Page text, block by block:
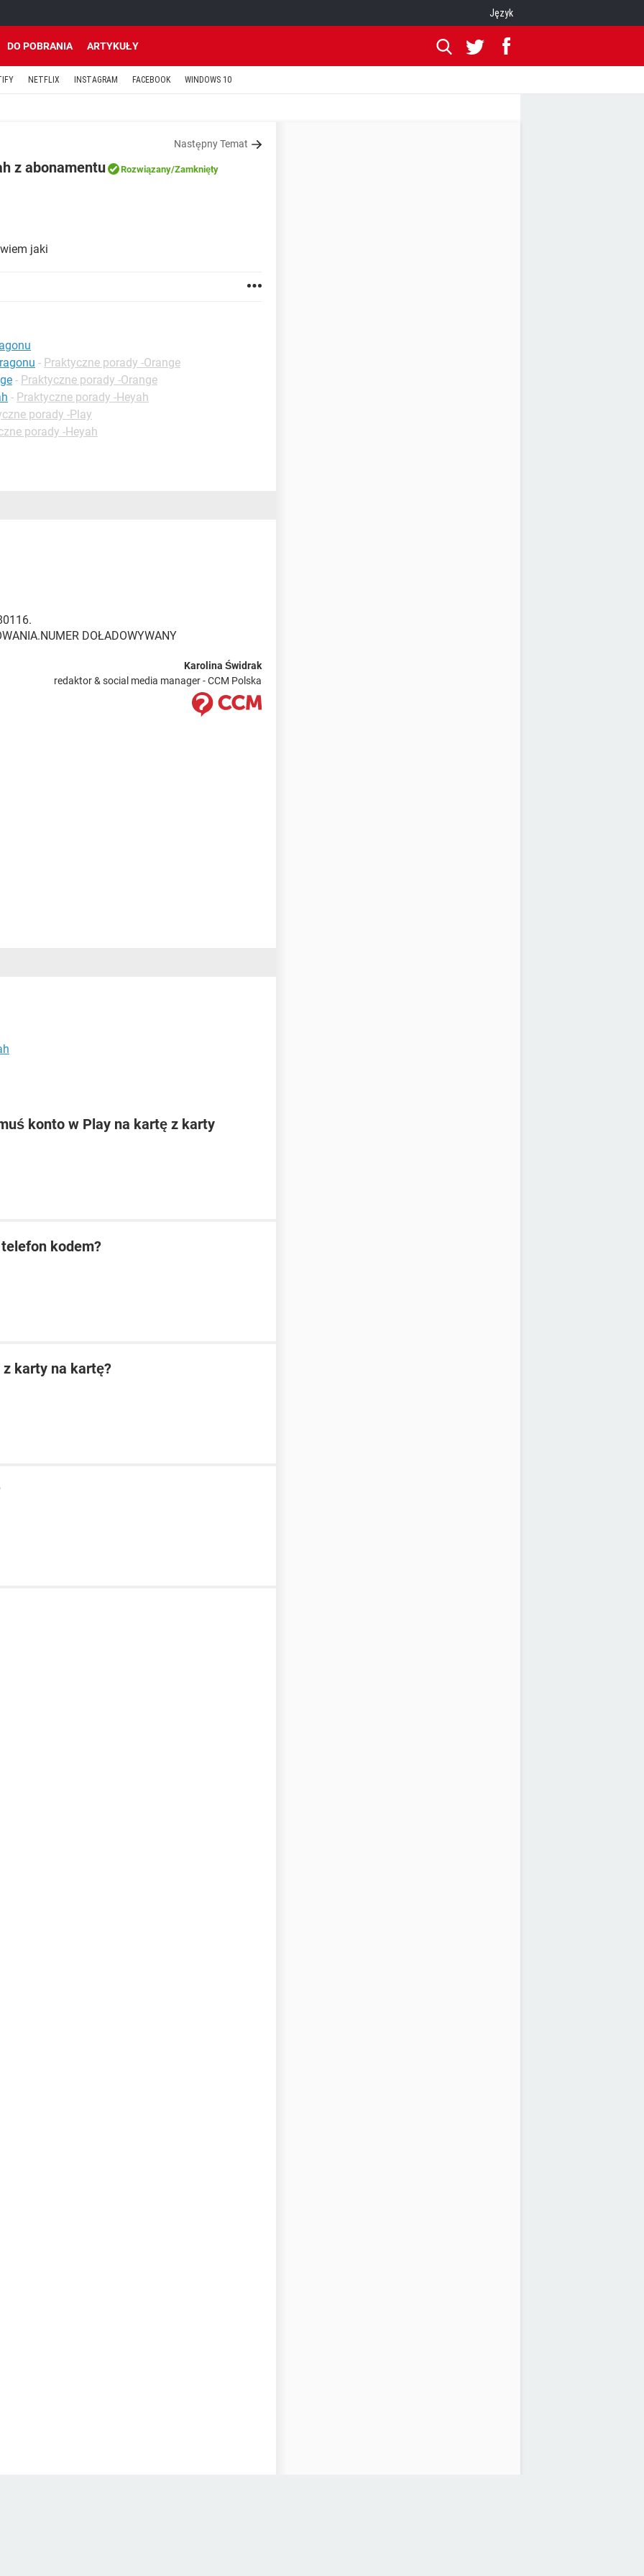
Język
DO POBRANIA ARTYKUŁY
NETFLIX INSTAGRAM FACEBOOK WINDOWS 10
Następny Temat
z abonamentu Rozwiązany/Zamknięty
jaki
- Praktyczne porady -Orange
- Praktyczne porady -Orange
- Praktyczne porady -Heyah
porady -Play
porady -Heyah
DOŁADOWYWANY
Karolina Świdrak
redaktor & social media manager - CCM Polska
konto w Play na kartę z karty
kodem?
karty na kartę?